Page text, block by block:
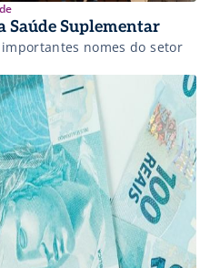
Saúde Suplementar
nomes do setor